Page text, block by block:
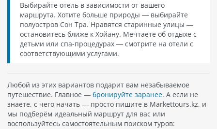
Выбирайте отель в зависимости от вашего
маршрута. Хотите больше природы — выбирайте
полуостров Сон Тра. Нравятся старинные улицы —
остановитесь ближе к Хойану. Мечтаете об отдыхе с
детьми или спа-процедурах — смотрите на отели с
соответствующими услугами.
Любой из этих вариантов подарит вам незабываемое
путешествие. Главное — бронируйте заранее. А если не
знаете, с чего начать — просто пишите в Markettours.kz, и
мы подберём идеальный маршрут для вас или
воспользуйтесь самостоятельным поиском туров: